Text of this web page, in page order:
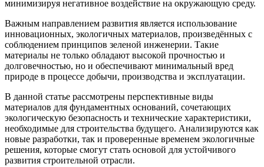
минимизируя негативное воздействие на окружающую среду.
Важным направлением развития является использование
инновационных, экологичных материалов, произведённых с
соблюдением принципов зеленой инженерии. Такие
материалы не только обладают высокой прочностью и
долговечностью, но и обеспечивают минимальный вред
природе в процессе добычи, производства и эксплуатации.
В данной статье рассмотрены перспективные виды
материалов для фундаментных оснований, сочетающих
экологическую безопасность и технические характеристики,
необходимые для строительства будущего. Анализируются как
новые разработки, так и проверенные временем экологичные
решения, которые смогут стать основой для устойчивого
развития строительной отрасли.